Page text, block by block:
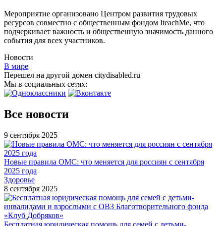
Мероприятие организовано Центром развития трудовых
ресурсов совместно с общественным фондом IteachMe, что
подчеркивает важность и общественную значимость данного
события для всех участников.
Новости
В мире
Перешел на другой домен citydisabled.ru
Мы в социальных сетях:
Все новости
9 сентября 2025
Новые правила ОМС: что меняется для россиян с сентября
2025 года
Здоровье
8 сентября 2025
Бесплатная юридическая помощь для семей с детьми-